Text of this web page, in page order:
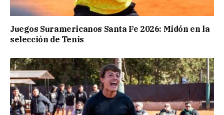
Juegos Suramericanos Santa Fe 2026: Midón en la
selección de Tenis